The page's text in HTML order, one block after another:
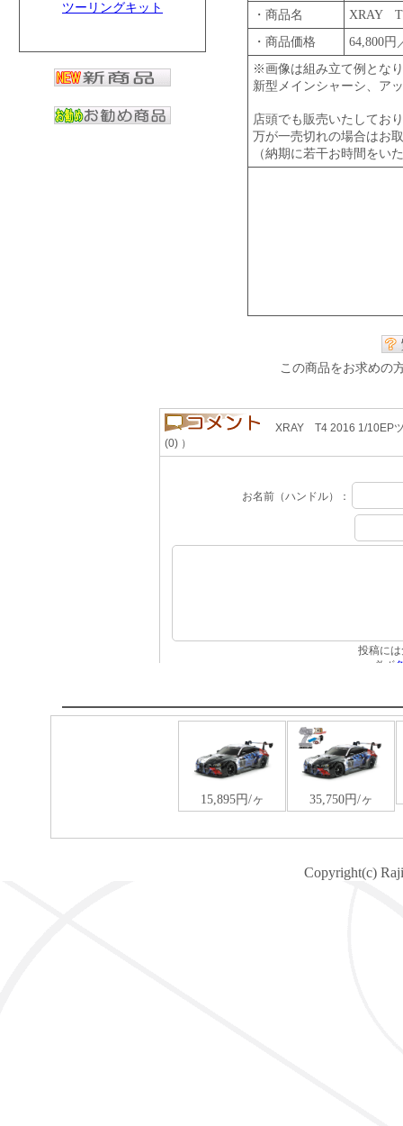
ツーリングキット
・商品名
XRAY
・商品価格
64,800円
※画像は組み立て例とな
新型メインシャーシ、ア
店頭でも販売いたしてお
万が一売切れの場合はお
（納期に若干お時間をい
この商品をお求めの
Copyright(c)